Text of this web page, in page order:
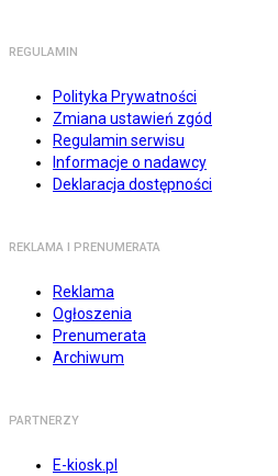
REGULAMIN
Polityka Prywatności
Zmiana ustawień zgód
Regulamin serwisu
Informacje o nadawcy
Deklaracja dostępności
REKLAMA I PRENUMERATA
Reklama
Ogłoszenia
Prenumerata
Archiwum
PARTNERZY
E-kiosk.pl